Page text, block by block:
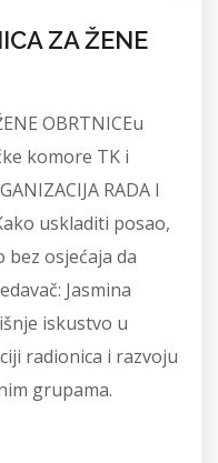
ZA ŽENE
OBRTNICEu
komore TK i
RADA I
uskladiti posao,
bez osjećaja da
Jasmina
iskustvo u
radionica i razvoju
grupama.